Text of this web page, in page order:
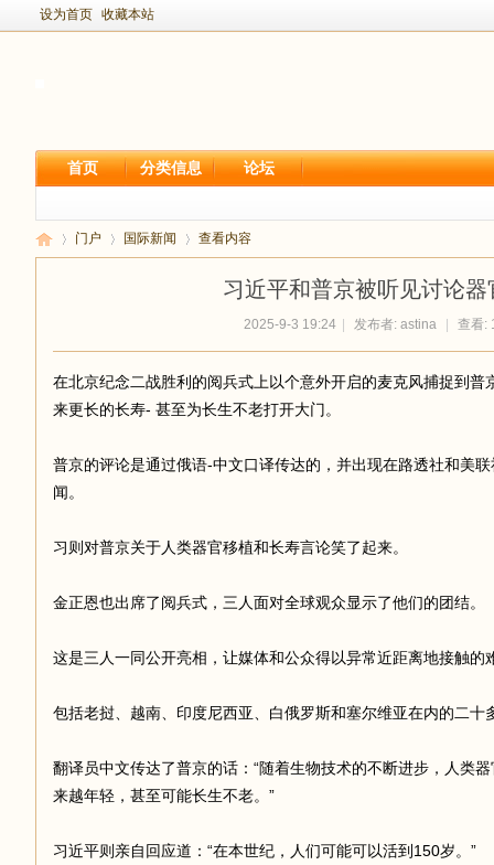
设为首页 收藏本站
首页 分类信息 论坛
门户 国际新闻 查看内容
习近平和普京被听见讨论
2025-9-3 19:24 发布者: astina 查看:
在北京纪念二战胜利的阅兵式上以个意外开启的麦克风捕捉到
来更长的长寿- 甚至为长生不老打开大门。
普京的评论是通过俄语-中文口译传达的，并出现在路透社和美
闻。
习则对普京关于人类器官移植和长寿言论笑了起来。
金正恩也出席了阅兵式，三人面对全球观众显示了他们的团结。
这是三人一同公开亮相，让媒体和公众得以异常近距离地接触的
包括老挝、越南、印度尼西亚、白俄罗斯和塞尔维亚在内的二十
翻译员中文传达了普京的话：“随着生物技术的不断进步，人
来越年轻，甚至可能长生不老。”
习近平则亲自回应道：“在本世纪，人们可能可以活到150岁。”